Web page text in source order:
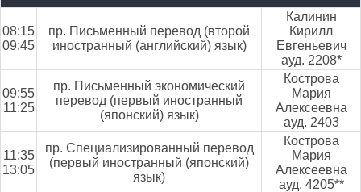
08:15
09:45
пр. Письменный перевод (второй
иностранный (английский) язык)
Калинин
Кирилл
Евгеньевич
ауд. 2208*
09:55
11:25
пр. Письменный экономический
перевод (первый иностранный
(японский) язык)
Кострова
Мария
Алексеевна
ауд. 2403
11:35
13:05
пр. Специализированный перевод
(первый иностранный (японский)
язык)
Кострова
Мария
Алексеевна
ауд. 4205**